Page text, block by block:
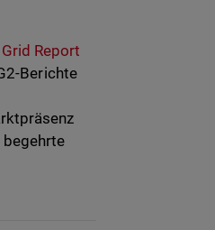
Report
Berichte
begehrte